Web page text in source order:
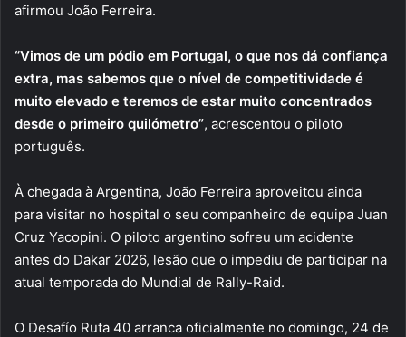
afirmou João Ferreira.
“Vimos de um pódio em Portugal, o que nos dá confiança
extra, mas sabemos que o nível de competitividade é
muito elevado e teremos de estar muito concentrados
desde o primeiro quilómetro”, acrescentou o piloto
português.
À chegada à Argentina, João Ferreira aproveitou ainda
para visitar no hospital o seu companheiro de equipa Juan
Cruz Yacopini. O piloto argentino sofreu um acidente
antes do Dakar 2026, lesão que o impediu de participar na
atual temporada do Mundial de Rally-Raid.
O Desafío Ruta 40 arranca oficialmente no domingo, 24 de